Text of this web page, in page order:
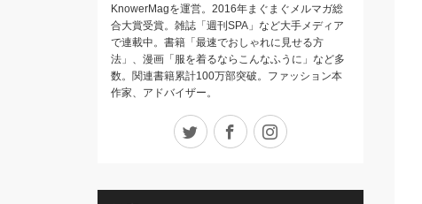
KnowerMagを運営。2016年まぐまぐメルマガ総
合大賞受賞。雑誌「週刊SPA」など大手メディア
で連載中。書籍「最速でおしゃれに見せる方
法」、漫画「服を着るならこんなふうに」など多
数。関連書籍累計100万部突破。ファッション本
作家、アドバイザー。
Twitter Facebook